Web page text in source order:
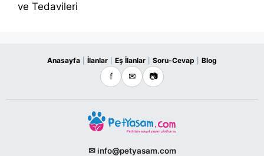
ve Tedavileri
Anasayfa İlanlar Eş İlanlar Soru-Cevap Blog
f ✉ 📷
✉ info@petyasam.com